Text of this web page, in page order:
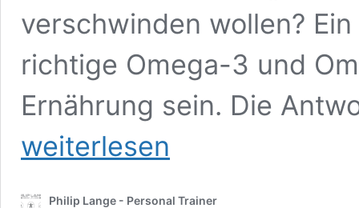
verschwinden wollen?
richtige Omega-3 und
Ernährung sein. Die
weiterlesen
Philip Lange - Personal Trainer